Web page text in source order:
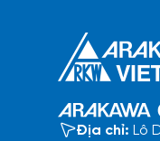
Địa chỉ: Lô